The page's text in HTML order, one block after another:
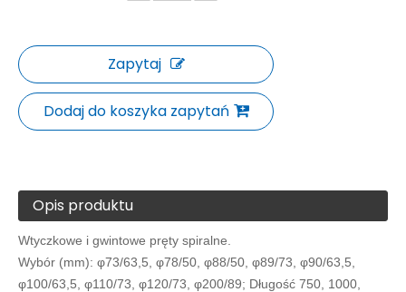
Zapytaj
Dodaj do koszyka zapytań
Opis produktu
Wtyczkowe i gwintowe pręty spiralne.
Wybór (mm): φ73/63,5, φ78/50, φ88/50, φ89/73, φ90/63,5,
φ100/63,5, φ110/73, φ120/73, φ200/89; Długość 750, 1000,